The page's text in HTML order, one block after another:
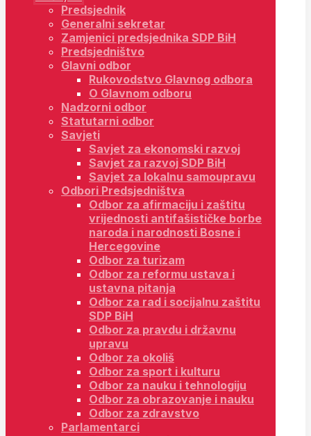
Predsjednik
Generalni sekretar
Zamjenici predsjednika SDP BiH
Predsjedništvo
Glavni odbor
Rukovodstvo Glavnog odbora
O Glavnom odboru
Nadzorni odbor
Statutarni odbor
Savjeti
Savjet za ekonomski razvoj
Savjet za razvoj SDP BiH
Savjet za lokalnu samoupravu
Odbori Predsjedništva
Odbor za afirmaciju i zaštitu
vrijednosti antifašističke borbe
naroda i narodnosti Bosne i
Hercegovine
Odbor za turizam
Odbor za reformu ustava i
ustavna pitanja
Odbor za rad i socijalnu zaštitu
SDP BiH
Odbor za pravdu i državnu
upravu
Odbor za okoliš
Odbor za sport i kulturu
Odbor za nauku i tehnologiju
Odbor za obrazovanje i nauku
Odbor za zdravstvo
Parlamentarci